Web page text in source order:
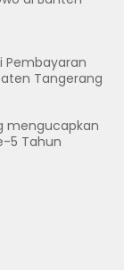
Pembayaran
Tangerang
mengucapkan
5 Tahun